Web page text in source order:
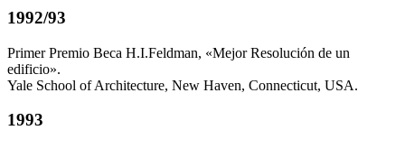
1992/93
Primer Premio Beca H.I.Feldman, «Mejor Resolución de un
edificio».
Yale School of Architecture, New Haven, Connecticut, USA.
1993